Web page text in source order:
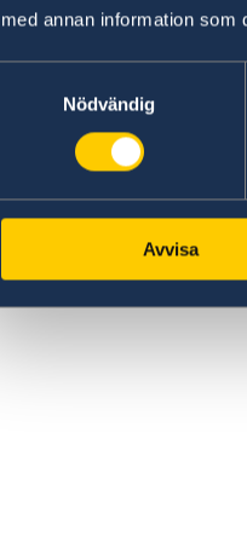
med annan information som
Nödvändig
Avvisa